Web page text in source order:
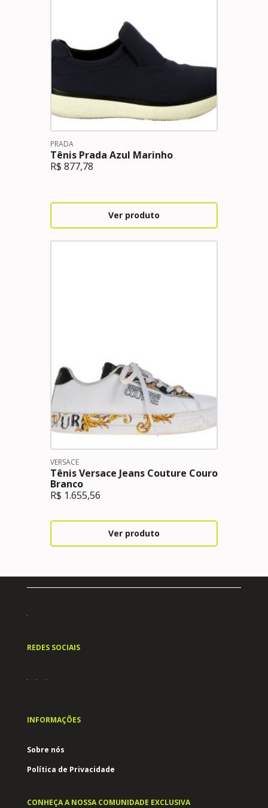
PRADA
Tênis Prada Azul Marinho
R$ 877,78
Ver produto
VERSACE
Tênis Versace Jeans Couture Couro
Branco
R$ 1.655,56
Ver produto
REDES SOCIAIS
INFORMAÇÕES
Sobre nós
Política de Privacidade
CONHEÇA A NOSSA COMUNIDADE EXCLUSIVA